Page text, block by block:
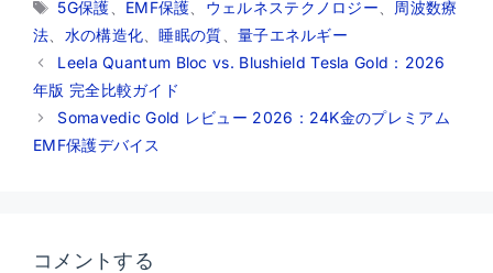
リ
ー
グ
5G保護 EMF保護 ウェルネステクノロジー
周波数療
法
水の構造化 、睡眠の質
量子エネルギー
Leela Quantum Bloc vs. Blushield Tesla Gold：2026
年版 完全比較ガイド
Somavedic Gold レビュー 2026：24K金のプレミアム
EMF保護デバイス
コメントする